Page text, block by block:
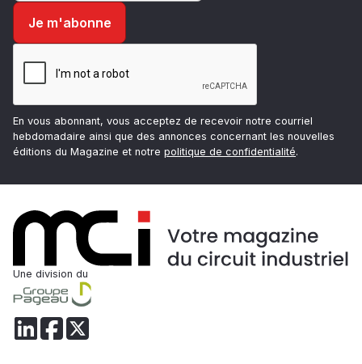
En vous abonnant, vous acceptez de recevoir notre courriel
hebdomadaire ainsi que des annonces concernant les nouvelles
éditions du Magazine et notre politique de confidentialité.
Une division du